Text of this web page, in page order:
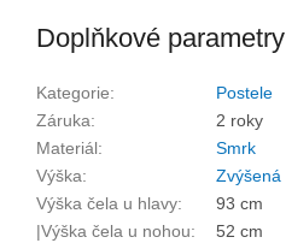
Doplňkové parametry
Kategorie:
Postele
Záruka:
2 roky
Materiál:
Smrk
Výška:
Zvýšená
Výška čela u hlavy:
93 cm
|Výška čela u nohou:
52 cm